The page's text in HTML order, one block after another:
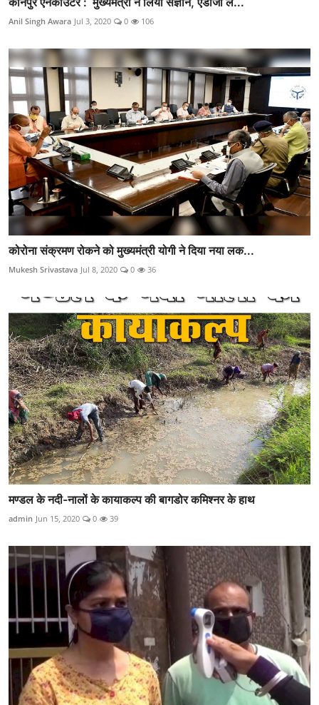
Anil Singh Awara Jul 3, 2020 0 106
कोरोना संक्रमण रोकने को मुख्यमंत्री योगी ने दिया नया लक...
Mukesh Srivastava Jul 8, 2020 0 36
मण्डल के नदी-नालों के कायाकल्प की बागडोर कमिश्नर के हाथ
admin Jun 15, 2020 0 39